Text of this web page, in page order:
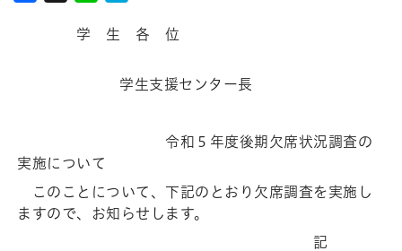
学 生 各 位
学生支援センター長
令和５年度後期欠席状況調査の
実施について
このことについて、下記のとおり欠席調査を実施し
ますので、お知らせします。
記